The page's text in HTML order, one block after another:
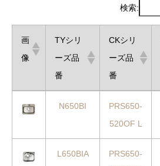
検索:
画
像
TYシリ
ーズ品
番
CKシリ
ーズ品
番
像
N650BI
PRS650-
520OF L
L650BIA
PRS650-